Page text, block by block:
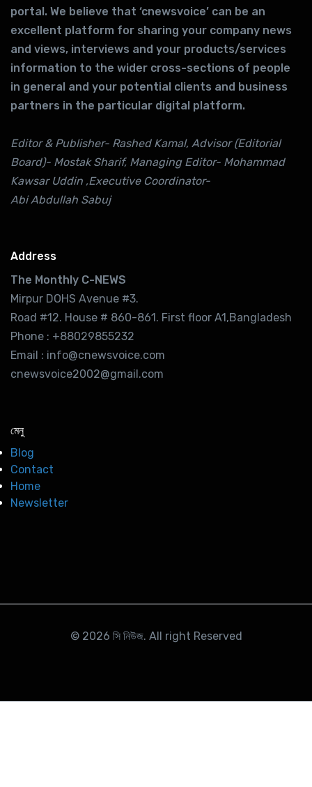
portal. We believe that ‘cnewsvoice’ can be an
excellent platform for sharing your company news
and views, interviews and your products/services
information to the wider cross-sections of people
in general and your potential clients and business
partners in the particular digital platform.
Editor & Publisher- Rashed Kamal, Advisor (Editorial
Board)- Mostak Sharif, Managing Editor- Mohammad
Kawsar Uddin ,Executive Coordinator-
Abi Abdullah Sabuj
Address
The Monthly C-NEWS
Mirpur DOHS Avenue #3.
Road #12. House # 860-861. First floor A1,Bangladesh
Phone : +88029855232
Email : info@cnewsvoice.com
cnewsvoice2002@gmail.com
মেনু
Blog
Contact
Home
Newsletter
© 2026 সি নিউজ. All right Reserved